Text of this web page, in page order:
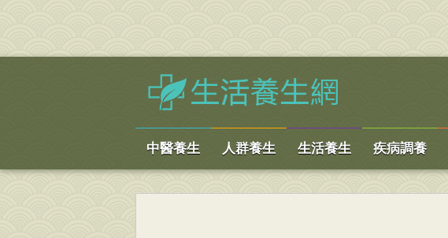
中醫養生 人群養生 生活養生 疾病調養